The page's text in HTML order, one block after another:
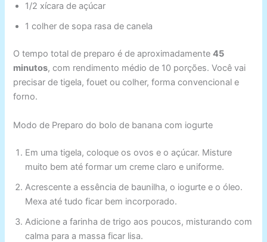
1/2 xícara de açúcar
1 colher de sopa rasa de canela
O tempo total de preparo é de aproximadamente45
minutos, com rendimento médio de 10 porções. Você vai
precisar de tigela, fouet ou colher, forma convencional e
forno.
Modo de Preparo do bolo de banana com iogurte
Em uma tigela, coloque os ovos e o açúcar. Misture
muito bem até formar um creme claro e uniforme.
Acrescente a essência de baunilha, o iogurte e o óleo.
Mexa até tudo ficar bem incorporado.
Adicione a farinha de trigo aos poucos, misturando com
calma para a massa ficar lisa.